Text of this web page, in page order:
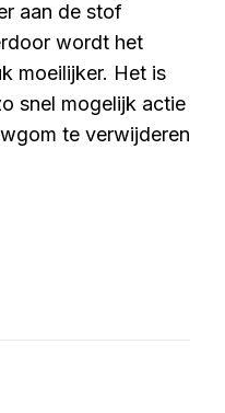
aan de stof
wordt het
moeilijker. Het is
snel mogelijk actie
te verwijderen